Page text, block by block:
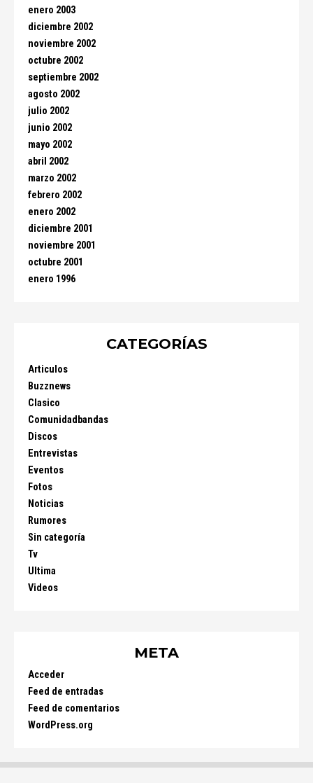
enero 2003
diciembre 2002
noviembre 2002
octubre 2002
septiembre 2002
agosto 2002
julio 2002
junio 2002
mayo 2002
abril 2002
marzo 2002
febrero 2002
enero 2002
diciembre 2001
noviembre 2001
octubre 2001
enero 1996
CATEGORÍAS
Articulos
Buzznews
Clasico
Comunidadbandas
Discos
Entrevistas
Eventos
Fotos
Noticias
Rumores
Sin categoría
Tv
Ultima
Videos
META
Acceder
Feed de entradas
Feed de comentarios
WordPress.org